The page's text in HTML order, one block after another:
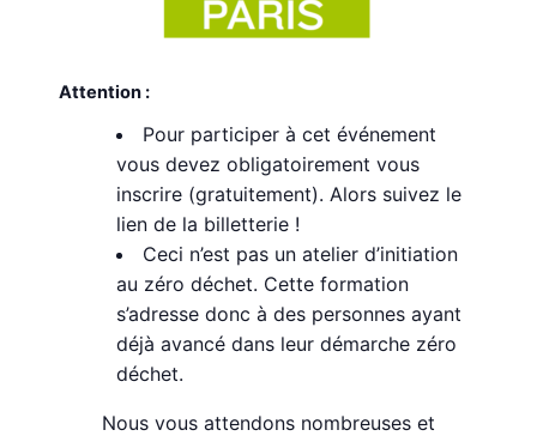
Attention :
Pour participer à cet événement
vous devez obligatoirement vous
inscrire (gratuitement). Alors suivez le
lien de la billetterie !
Ceci n’est pas un atelier d’initiation
au zéro déchet. Cette formation
s’adresse donc à des personnes ayant
déjà avancé dans leur démarche zéro
déchet.
Nous vous attendons nombreuses et